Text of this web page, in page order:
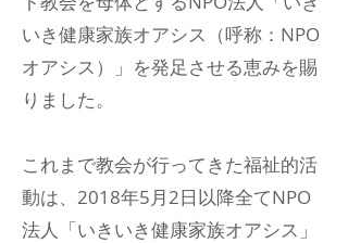
いき健康家族オアシス（呼称：NPO
オアシス）」を発足させる恵みを賜
りました。
これまで教会が行ってきた福祉的活
動は、2018年5月2日以降全てNPO
法人「いきいき健康家族オアシス」